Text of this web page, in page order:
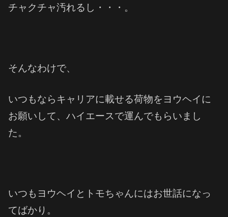
チャクチャ汚れるし・・・。
そんなわけで、
いつもならキャリアに載せる荷物をヨウヘイに
お願いして、ハイエースで運んでもらいまし
た。
いつもヨウヘイとトモちゃんにはお世話になっ
てばかり。